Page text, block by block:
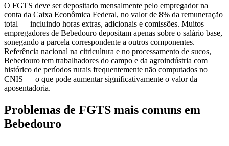
O FGTS deve ser depositado mensalmente pelo empregador na
conta da Caixa Econômica Federal, no valor de 8% da remuneração
total — incluindo horas extras, adicionais e comissões. Muitos
empregadores de Bebedouro depositam apenas sobre o salário base,
sonegando a parcela correspondente a outros componentes.
Referência nacional na citricultura e no processamento de sucos,
Bebedouro tem trabalhadores do campo e da agroindústria com
histórico de períodos rurais frequentemente não computados no
CNIS — o que pode aumentar significativamente o valor da
aposentadoria.
Problemas de FGTS mais comuns em
Bebedouro